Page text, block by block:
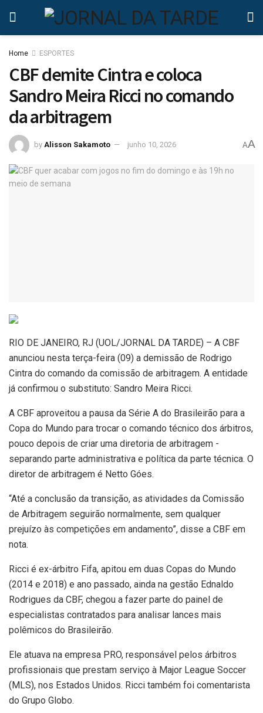
Home ESPORTES
CBF demite Cintra e coloca
Sandro Meira Ricci no comando
da arbitragem
by Alisson Sakamoto junho 10, 2026 AA
RIO DE JANEIRO, RJ (UOL/JORNAL DA TARDE) – A CBF
anunciou nesta terça-feira (09) a demissão de Rodrigo
Cintra do comando da comissão de arbitragem. A entidade
já confirmou o substituto: Sandro Meira Ricci.
A CBF aproveitou a pausa da Série A do Brasileirão para a
Copa do Mundo para trocar o comando técnico dos árbitros,
pouco depois de criar uma diretoria de arbitragem -
separando parte administrativa e política da parte técnica. O
diretor de arbitragem é Netto Góes.
“Até a conclusão da transição, as atividades da Comissão
de Arbitragem seguirão normalmente, sem qualquer
prejuízo às competições em andamento”, disse a CBF em
nota.
Ricci é ex-árbitro Fifa, apitou em duas Copas do Mundo
(2014 e 2018) e ano passado, ainda na gestão Ednaldo
Rodrigues da CBF, chegou a fazer parte do painel de
especialistas contratados para analisar lances mais
polêmicos do Brasileirão.
Ele atuava na empresa PRO, responsável pelos árbitros
profissionais que prestam serviço à Major League Soccer
(MLS), nos Estados Unidos. Ricci também foi comentarista
do Grupo Globo.